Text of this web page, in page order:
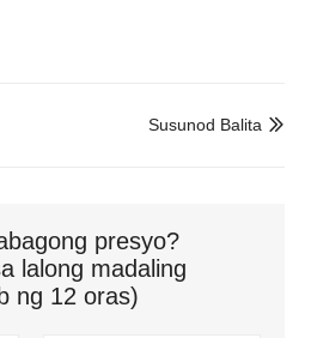

Susunod Balita
presyo?
lalong madaling
ng 12 oras)